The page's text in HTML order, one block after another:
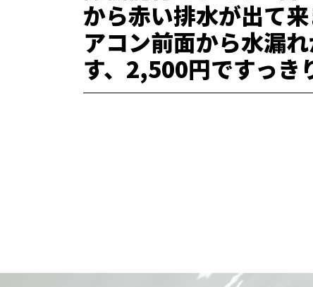
から赤い排水が出て
アコン前面から水漏
す、2,500円ですっき